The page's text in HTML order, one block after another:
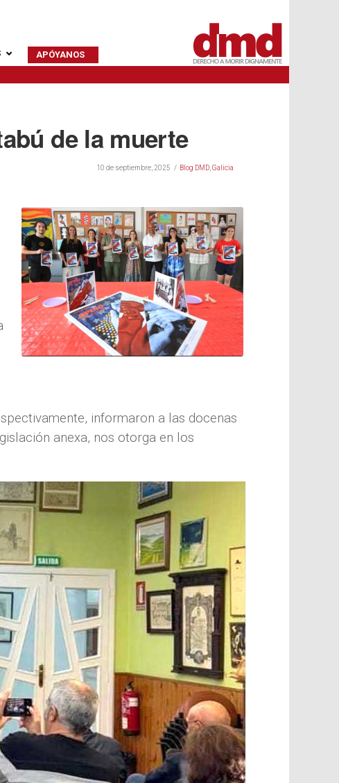
APÓYANOS
de la muerte
10 de septiembre, 2025 Blog DMD Galicia
informaron a las docenas
anexa, nos otorga en los